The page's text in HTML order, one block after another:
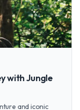
with Jungle
and iconic